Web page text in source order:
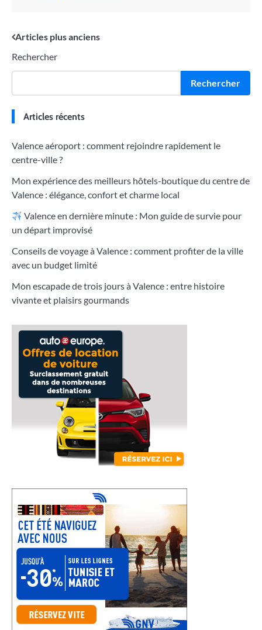
Navigation
des
Articles plus anciens
Rechercher
Rechercher
Articles récents
Valence aéroport : comment rejoindre rapidement le
centre-ville ?
Mon expérience des meilleurs hôtels-boutique du centre de
Valence : élégance, confort et charme local
Valence en dernière minute : Mon guide de survie pour
un départ improvisé
Conseils de voyage à Valence : comment profiter de la ville
avec un budget limité
Mon escapade de trois jours à Valence : entre histoire
vivante et plaisirs gourmands